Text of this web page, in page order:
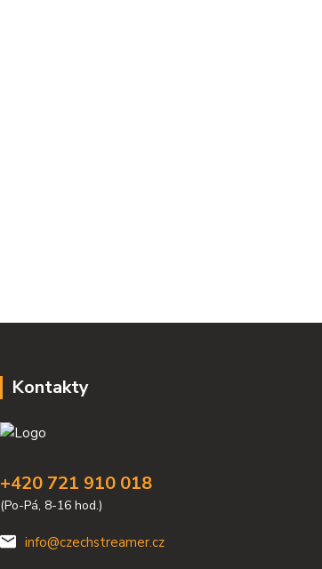
Kontakty
+420 721 910 018
(Po-Pá, 8-16 hod.)
info@czechstreamer.cz